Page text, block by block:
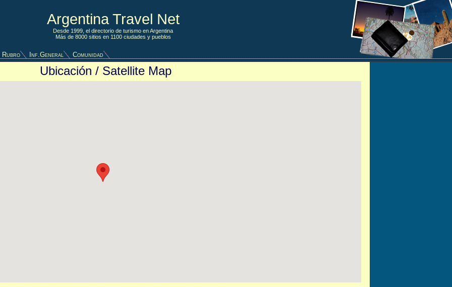
Argentina Travel Net
Desde 1999, el directorio de turismo en Argentina
Más de 8000 sitios en 1100 ciudades y pueblos
Rubro Inf.General Comunidad
Ubicación / Satellite Map